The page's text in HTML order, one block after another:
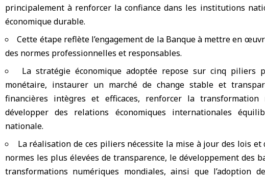
principalement à renforcer la confiance dans les institutions
économique durable.
Cette étape reflète l’engagement de la Banque à mettre en
des normes professionnelles et responsables.
La stratégie économique adoptée repose sur cinq piliers
monétaire, instaurer un marché de change stable et
financières intègres et efficaces, renforcer la
développer des relations économiques internationales
nationale.
La réalisation de ces piliers nécessite la mise à jour des lois et
normes les plus élevées de transparence, le développement des
transformations numériques mondiales, ainsi que l’adoption